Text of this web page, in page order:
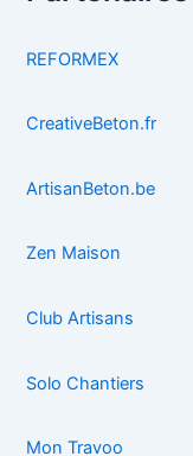
REFORMEX
CreativeBeton.fr
ArtisanBeton.be
Zen Maison
Club Artisans
Solo Chantiers
Mon Travoo